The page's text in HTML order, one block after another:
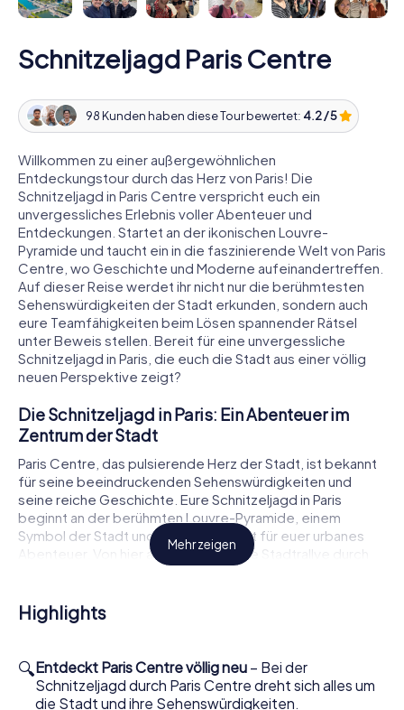
Schnitzeljagd Paris Centre
98 Kunden haben diese Tour bewertet: 4.2 / 5
Willkommen zu einer außergewöhnlichen
Entdeckungstour durch das Herz von Paris! Die
Schnitzeljagd in Paris Centre verspricht euch ein
unvergessliches Erlebnis voller Abenteuer und
Entdeckungen. Startet an der ikonischen Louvre-
Pyramide und taucht ein in die faszinierende Welt von Paris
Centre, wo Geschichte und Moderne aufeinandertreffen.
Auf dieser Reise werdet ihr nicht nur die berühmtesten
Sehenswürdigkeiten der Stadt erkunden, sondern auch
eure Teamfähigkeiten beim Lösen spannender Rätsel
unter Beweis stellen. Bereit für eine unvergessliche
Schnitzeljagd in Paris, die euch die Stadt aus einer völlig
neuen Perspektive zeigt?
Die Schnitzeljagd in Paris: Ein Abenteuer im
Zentrum der Stadt
Paris Centre, das pulsierende Herz der Stadt, ist bekannt
für seine beeindruckenden Sehenswürdigkeiten und
seine reiche Geschichte. Eure Schnitzeljagd in Paris
beginnt an der berühmten Louvre-Pyramide, einem
Symbol der Stadt und Ausgangspunkt für euer urbanes
Abenteuer. Von hier aus führt euch die Stadtrallye durch
die Straßen von Paris Centre, vorbei an der
malerischen Jardin des Tuileries. Diese Orte bieten euch
die perfekte Kulisse für eure Entdeckungsreise, während
So funktioniert die Schnitzeljagd in Paris Centre
Mehr zeigen
Highlights
🔍Entdeckt Paris Centre völlig neu – Bei der
Schnitzeljagd durch Paris Centre dreht sich alles um
die Stadt und ihre Sehenswürdigkeiten.